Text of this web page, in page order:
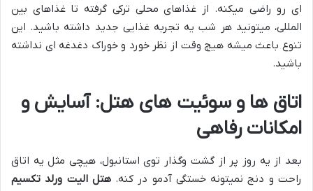
ای رو راضی میکنه. از غذاهای محلی ترکی گرفته تا غذاهای بین
المللی، میتونید هر شب یه تجربه غذایی جدید داشته باشید. این
تنوع باعث میشه هیچ وقت از نظر خورد و خوراک دغدغه ای نداشته
باشید.
اتاق ها و سوئیت های هتل: آسایش و
امکانات رفاهی
بعد از یه روز پر از گشت وگذار توی استانبول، هیچی مثل یه اتاق
راحت و دنج نمیتونه خستگی آدمو در کنه.هتل الیت ورلد تکسیم